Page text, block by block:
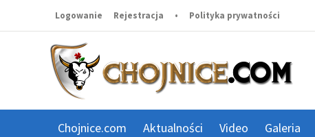
Logowanie Rejestracja • Polityka prywatności
Chojnice.com Aktualności Video Galeria